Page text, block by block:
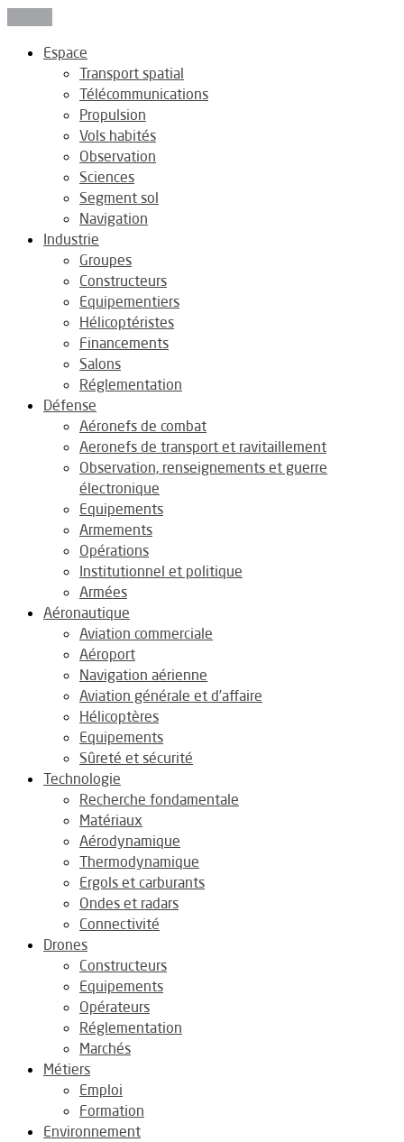
Espace
Transport spatial
Télécommunications
Propulsion
Vols habités
Observation
Sciences
Segment sol
Navigation
Industrie
Groupes
Constructeurs
Equipementiers
Hélicoptéristes
Financements
Salons
Réglementation
Défense
Aéronefs de combat
Aeronefs de transport et ravitaillement
Observation, renseignements et guerre
électronique
Equipements
Armements
Opérations
Institutionnel et politique
Armées
Aéronautique
Aviation commerciale
Aéroport
Navigation aérienne
Aviation générale et d’affaire
Hélicoptères
Equipements
Sûreté et sécurité
Technologie
Recherche fondamentale
Matériaux
Aérodynamique
Thermodynamique
Ergols et carburants
Ondes et radars
Connectivité
Drones
Constructeurs
Equipements
Opérateurs
Réglementation
Marchés
Métiers
Emploi
Formation
Environnement